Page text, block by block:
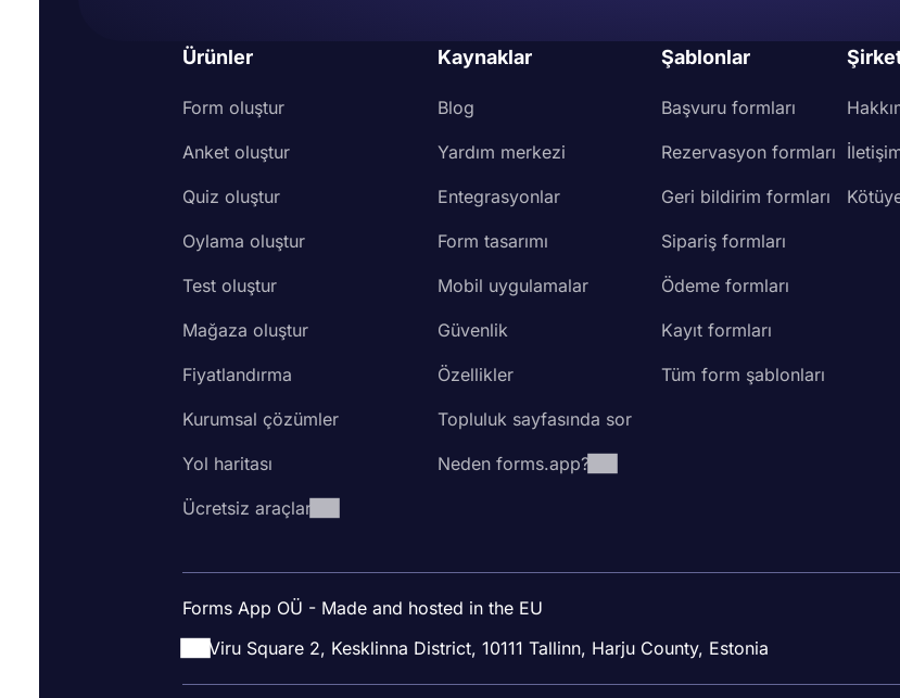
Ürünler
Form oluştur
Anket oluştur
Quiz oluştur
Oylama oluştur
Test oluştur
Mağaza oluştur
Fiyatlandırma
Kurumsal çözümler
Yol haritası
Ücretsiz araçlar
Kaynaklar
Blog
Yardım merkezi
Entegrasyonlar
Form tasarımı
Mobil uygulamalar
Güvenlik
Özellikler
Topluluk sayfasında sor
Neden forms.app?
Şablonlar
Başvuru formları
Rezervasyon formları
Geri bildirim formları
Sipariş formları
Ödeme formları
Kayıt formları
Tüm form şablonları
Forms App OÜ - Made and hosted in the EU
Viru Square 2, Kesklinna District, 10111 Tallinn, Harju County, Estonia